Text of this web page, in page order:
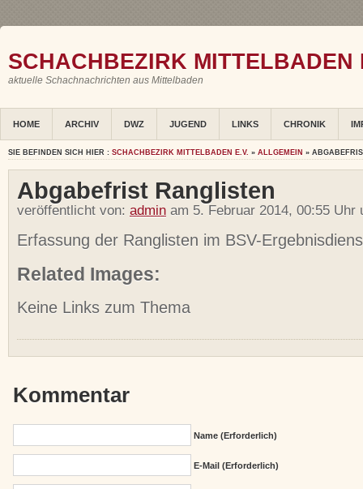
SCHACHBEZIRK MITTELBADEN
aktuelle Schachnachrichten aus Mittelbaden
HOME ARCHIV DWZ JUGEND LINKS CHRONIK
SIE BEFINDEN SICH HIER : SCHACHBEZIRK MITTELBADEN E.V. » ALLGEMEIN »
Abgabefrist Ranglisten
veröffentlicht von: admin am 5. Februar 2014, 00:55 Uhr
Erfassung der Ranglisten im BSV-
Related Images:
Keine Links zum Thema
Kommentar
Name (erforderlich)
E-Mail (erforderlich)